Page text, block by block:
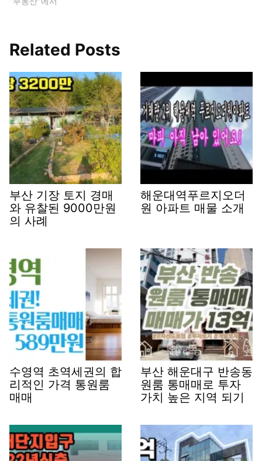
Related Posts
부산 기장 토지 경매
와 유찰된 9000만원
의 사례
해운대역푸르지오더
원 아파트 매물 소개
수영역 초역세권의 합
리적인 가격 통원룸
매매
부산 해운대구 반송동
원룸 통매매로 투자
가치 높은 지역 되기